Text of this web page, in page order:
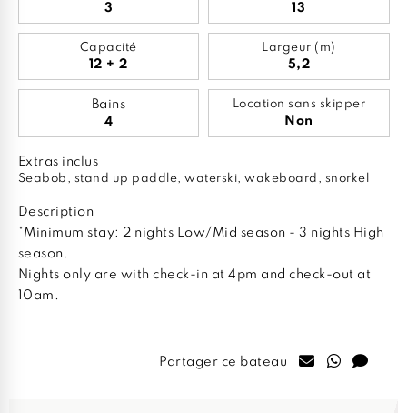
3 13
Capacité
12 + 2
Largeur (m)
5,2
Bains
4
Location sans skipper
Non
Extras inclus
Seabob, stand up paddle, waterski, wakeboard, snorkel
Description
*Minimum stay: 2 nights Low/Mid season - 3 nights High
season.
Nights only are with check-in at 4pm and check-out at
10am.
Partager ce bateau